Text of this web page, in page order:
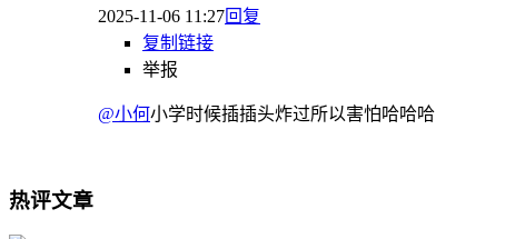
2025-11-06 11:27回复
复制链接
举报
@小何小学时候插插头炸过所以害怕哈哈哈
热评文章